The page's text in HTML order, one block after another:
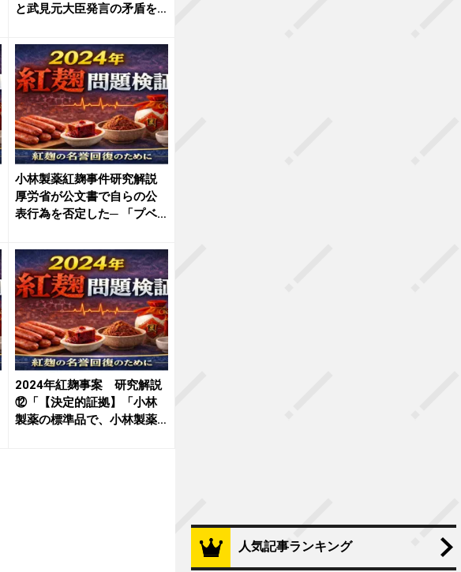
と武見元大臣発言の矛盾を
小林製薬紅麹事件研究解説
厚労省が公文書で自らの公
表行為を否定した─ 「プベ
2024年紅麹事案 研究解説
⑫「【決定的証拠】「小林
製薬の標準品で、小林製薬
人気記事ランキング